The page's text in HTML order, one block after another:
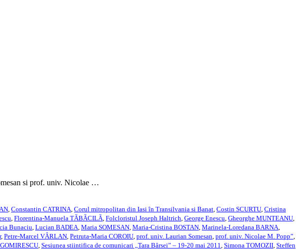
si prof. univ. Nicolae …
, Constantin CATRINA, Corul mitropolitan din Iasi în Transilvania si Banat, Costin SCURTU, Cristina
, Florentina-Manuela TÃBÃCILÃ, Folcloristul Joseph Haltrich, George Enescu, Gheorghe MUNTEANU,
Bunaciu, Lucian BADEA, Maria SOMESAN, Maria-Cristina BOSTAN, Marinela-Loredana BARNA,
, Petre-Marcel VÂRLAN, Petruta-Maria COROIU, prof. univ. Laurian Somesan, prof. univ. Nicolae M. Popp”,
, Sesiunea stiintifica de comunicari „Tara Bârsei” – 19-20 mai 2011, Simona TOMOZII, Steffen